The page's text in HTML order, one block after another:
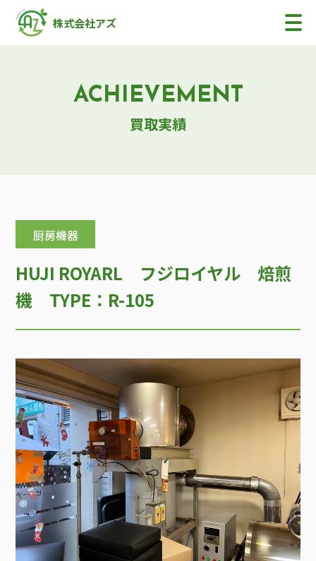
株式会社アズ
ACHIEVEMENT
買取実績
厨房機器
HUJI ROYARL フジロイヤル 焙煎
機 TYPE：R-105